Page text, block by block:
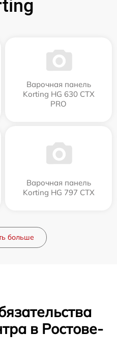
Варочная панель
Korting HG 630 CTX
PRO
Варочная панель
Korting HG 797 CTX
больше
в Ростове-